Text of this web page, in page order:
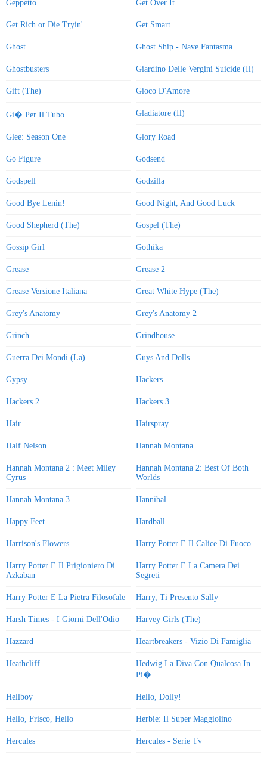
Geppetto Get Over It
Get Rich or Die Tryin' Get Smart
Ghost Ghost Ship - Nave Fantasma
Ghostbusters Giardino Delle Vergini Suicide (Il)
Gift (The) Gioco D'Amore
Gi� Per Il Tubo Gladiatore (Il)
Glee: Season One Glory Road
Go Figure Godsend
Godspell Godzilla
Good Bye Lenin! Good Night, And Good Luck
Good Shepherd (The) Gospel (The)
Gossip Girl Gothika
Grease Grease 2
Grease Versione Italiana Great White Hype (The)
Grey's Anatomy Grey's Anatomy 2
Grinch Grindhouse
Guerra Dei Mondi (La) Guys And Dolls
Gypsy Hackers
Hackers 2 Hackers 3
Hair Hairspray
Half Nelson Hannah Montana
Hannah Montana 2 : Meet Miley
Cyrus
Hannah Montana 2: Best Of Both
Worlds
Hannah Montana 3 Hannibal
Happy Feet Hardball
Harrison's Flowers Harry Potter E Il Calice Di Fuoco
Harry Potter E Il Prigioniero Di
Azkaban
Harry Potter E La Camera Dei
Segreti
Harry Potter E La Pietra Filosofale Harry, Ti Presento Sally
Harsh Times - I Giorni Dell'Odio Harvey Girls (The)
Hazzard Heartbreakers - Vizio Di Famiglia
Heathcliff
Hedwig La Diva Con Qualcosa In
Pi�
Hellboy Hello, Dolly!
Hello, Frisco, Hello Herbie: Il Super Maggiolino
Hercules Hercules - Serie Tv